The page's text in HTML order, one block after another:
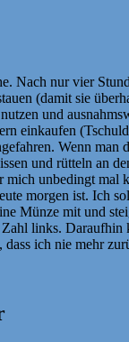
Nach nur vier
(damit sie
und
einkaufen
Wenn
und rütteln an
mich unbedingt
morgen ist. Ich
Münze mit und
links. Daraufhin
ich nie mehr